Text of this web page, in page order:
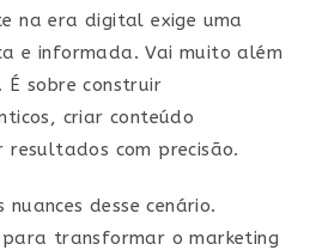
na era digital exige uma
e informada. Vai muito além
sobre construir
criar conteúdo
resultados com precisão.
nuances desse cenário.
para transformar o marketing